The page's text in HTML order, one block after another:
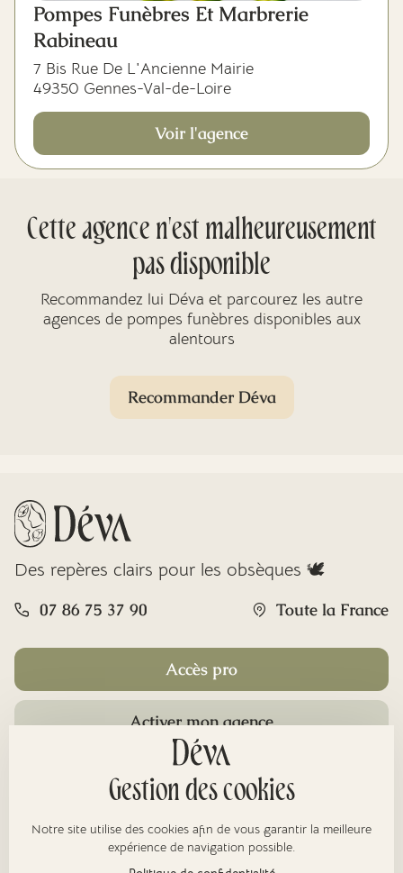
Pompes Funèbres Et Marbrerie
Rabineau
7 Bis Rue De L'Ancienne Mairie
49350 Gennes-Val-de-Loire
Voir l'agence
Cette agence n'est malheureusement
pas disponible
Recommandez lui Déva et parcourez les autre
agences de pompes funèbres disponibles aux
alentours
Recommander Déva
Des repères clairs pour les obsèques 🕊️
07 86 75 37 90 Toute la France
Accès pro
Activer mon agence
Gestion des cookies
Notre site utilise des cookies afin de vous garantir la meilleure
expérience de navigation possible.